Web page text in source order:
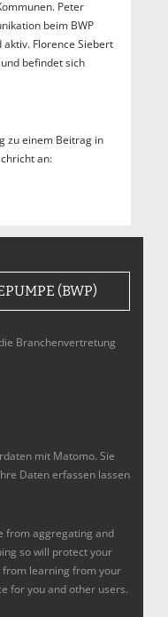
Peter
beim BWP
Florence Siebert
befindet sich
zu einem Beitrag in
an:
(BWP)
Branchenvertretung
mit Matomo. Sie
Daten erfassen lassen
from aggregating and
so will protect your
from learning from your
for you and other users.